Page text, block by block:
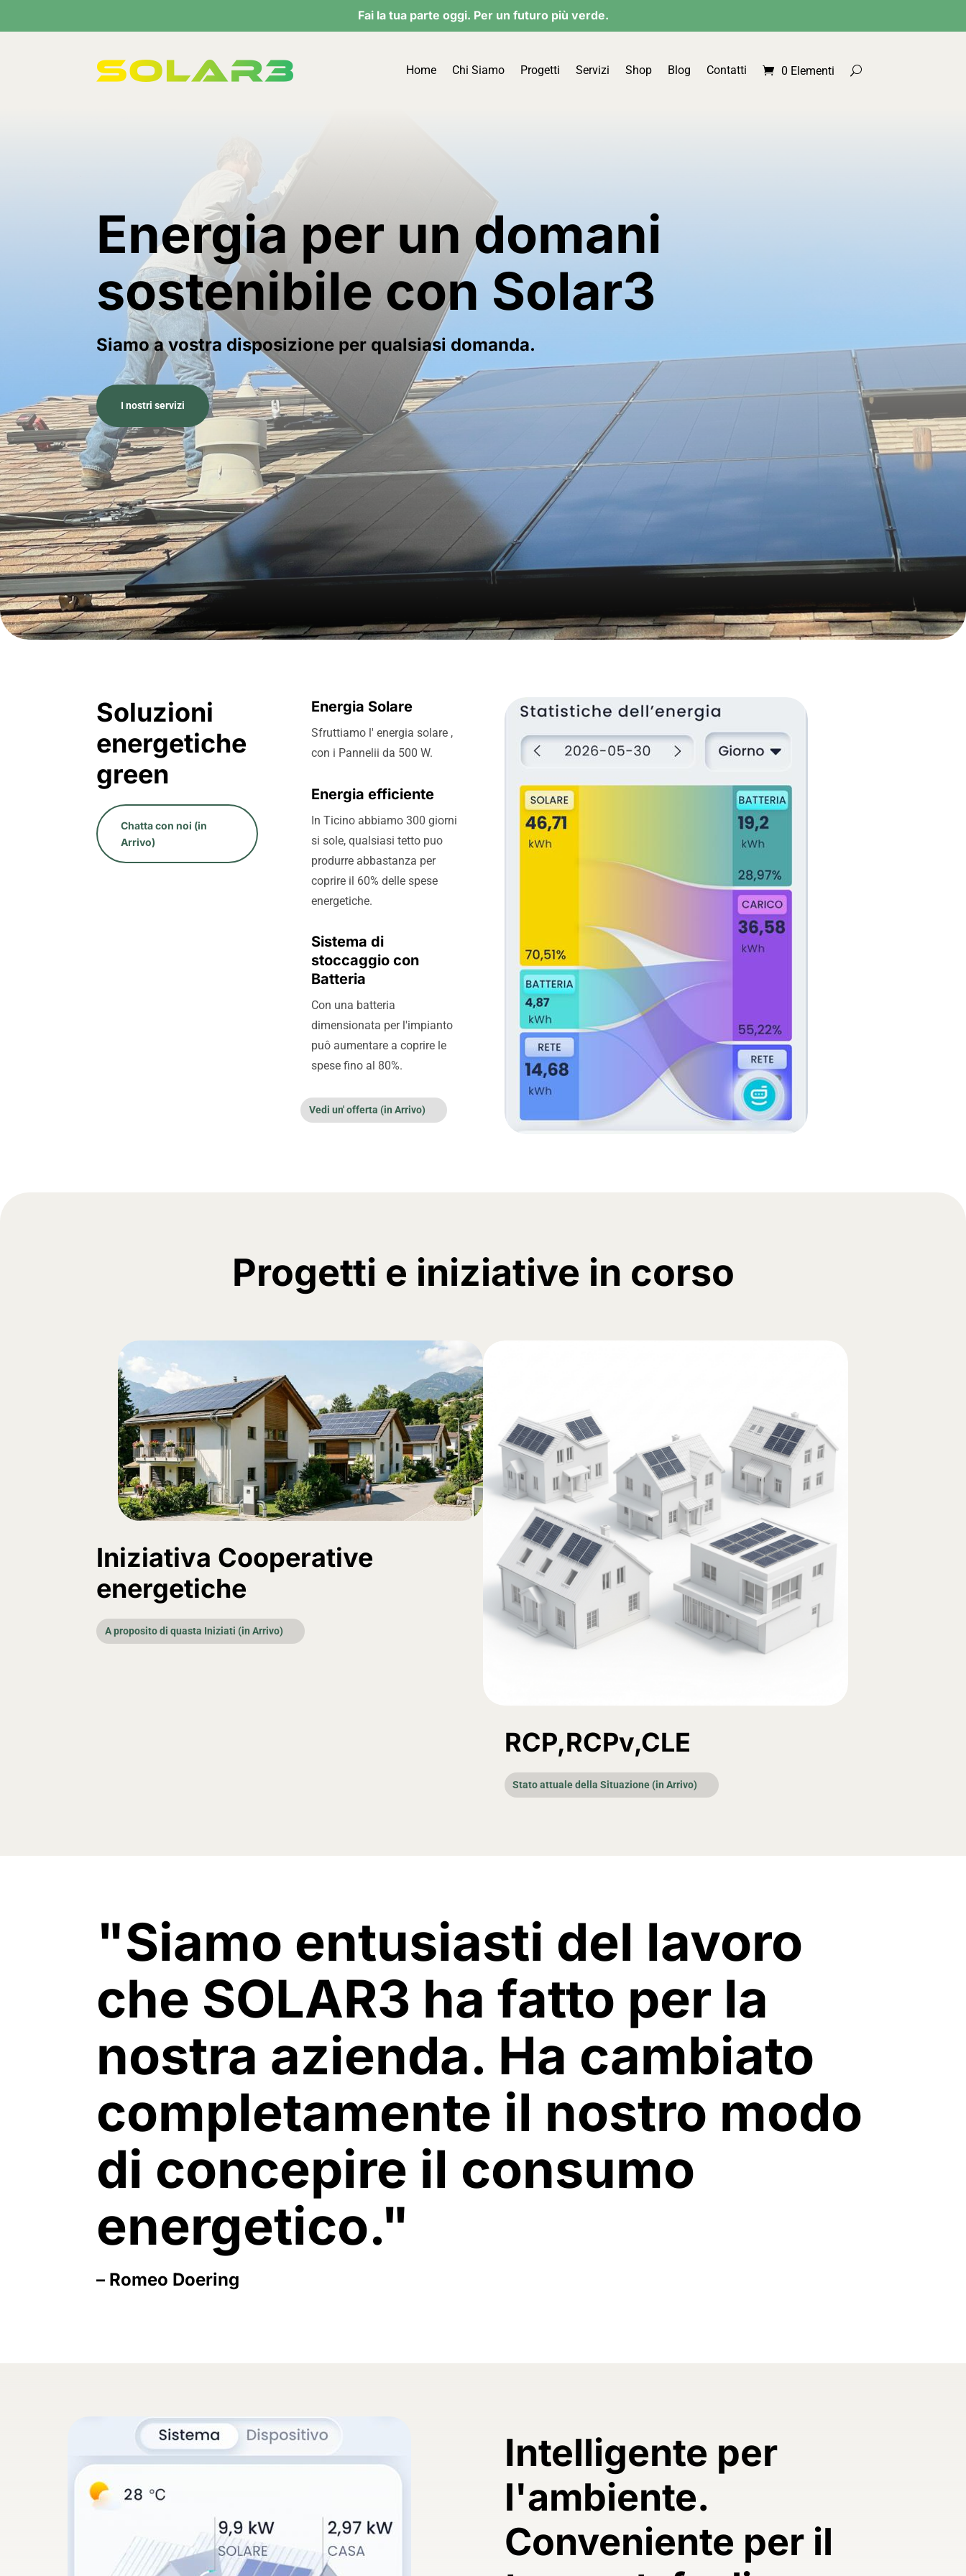
Fai la tua parte oggi. Per un futuro più verde.
Home Chi Siamo Progetti Servizi Shop Blog Contatti 0 Elementi
Energia per un domani
sostenibile con Solar3
Siamo a vostra disposizione per qualsiasi domanda.
I nostri servizi
Soluzioni
energetiche
green
Chatta con noi (in
Arrivo)
Energia Solare
Sfruttiamo l' energia solare ,
con i Pannelii da 500 W.
Energia efficiente
In Ticino abbiamo 300 giorni
si sole, qualsiasi tetto puo
produrre abbastanza per
coprire il 60% delle spese
energetiche.
Sistema di
stoccaggio con
Batteria
Con una batteria
dimensionata per l'impianto
puô aumentare a coprire le
spese fino al 80%.
Vedi un' offerta (in Arrivo)
Progetti e iniziative in corso
Iniziativa Cooperative
energetiche
A proposito di quasta Iniziati (in Arrivo)
RCP,RCPv,CLE
Stato attuale della Situazione (in Arrivo)
"Siamo entusiasti del lavoro
che SOLAR3 ha fatto per la
nostra azienda. Ha cambiato
completamente il nostro modo
di concepire il consumo
energetico."
– Romeo Doering
Intelligente per
l'ambiente.
Conveniente per il